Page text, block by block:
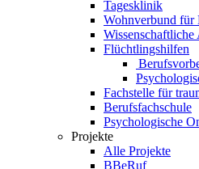
Tagesklinik
Wohnverbund für
Flüchtlingshilfen
Fachstelle für
Berufsfachschule
Psychologische
Projekte
Alle Projekte
BBeRuf